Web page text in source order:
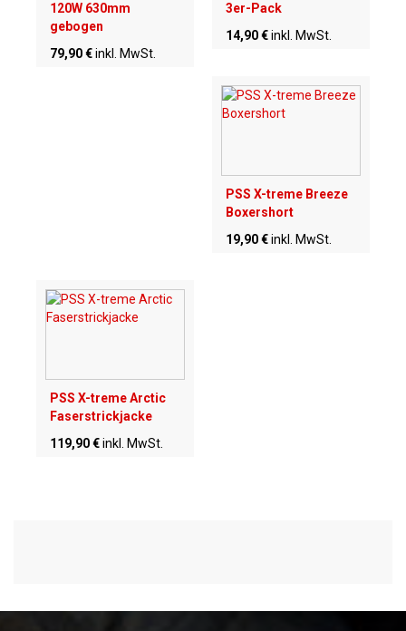
120W 630mm
gebogen
79,90 €inkl. MwSt.
3er-Pack
14,90 €inkl. MwSt.
PSS X-treme Breeze
Boxershort
19,90 €inkl. MwSt.
PSS X-treme Arctic
Faserstrickjacke
119,90 €inkl. MwSt.